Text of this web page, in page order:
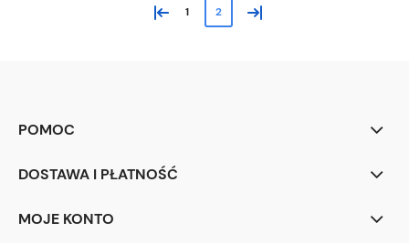
« 1 2 »
POMOC
DOSTAWA I PŁATNOŚĆ
MOJE KONTO